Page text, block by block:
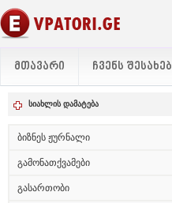
ᲛᲗᲐᲕᲐᲠᲘ ᲩᲕᲔᲜᲡ ᲨᲔᲡᲐᲮᲔᲑ
სიახლის დამატება
ბიზნეს ჟურნალი
გამონათქვამები
გასართობი